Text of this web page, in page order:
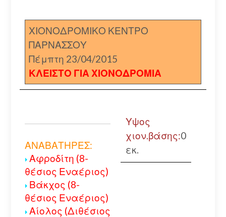
ΧΙΟΝΟΔΡΟΜΙΚΟ ΚΕΝΤΡΟ
ΠΑΡΝΑΣΣΟΥ
Πέμπτη 23/04/2015
ΚΛΕΙΣΤΟ ΓΙΑ ΧΙΟΝΟΔΡΟΜΙΑ
ΑΝΑΒΑΤΗΡΕΣ:
Αφροδίτη (8-
θέσιος Εναέριος)
Βάκχος (8-
θέσιος Εναέριος)
Αίολος (Διθέσιος
Υψος
χιον.βάσης:0
εκ.